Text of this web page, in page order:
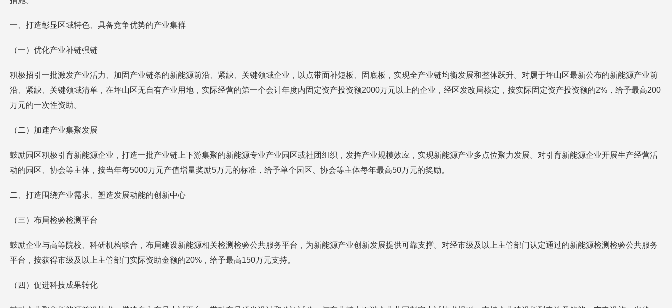
一、打造彰显区域特色、具备竞争优势的产业集群
（一）优化产业补链强链
积极招引一批激发产业活力、加固产业链条的新能源前沿、紧缺、关键领域企业，以点带面补短板、固底板，实现全产业链均衡发展和整体跃升。对属于坪山区最新公布的新能源产业前
沿、紧缺、关键领域清单，在坪山区无自有产业用地，实际经营的第一个会计年度内固定资产投资额2000万元以上的企业，经区发改局核定，按实际固定资产投资额的2%，给予最高200
万元的一次性资助。
（二）加速产业集聚发展
鼓励园区积极引育新能源企业，打造一批产业链上下游集聚的新能源专业产业园区或社团组织，发挥产业规模效应，实现新能源产业多点位聚力发展。对引育新能源企业开展生产经营活
动的园区、协会等主体，按当年每5000万元产值增量奖励5万元的标准，给予单个园区、协会等主体每年最高50万元的奖励。
二、打造围绕产业需求、塑造发展动能的创新中心
（三）布局检验检测平台
鼓励企业与高等院校、科研机构联合，布局建设新能源相关检测检验公共服务平台，为新能源产业创新发展提供可靠支撑。对经市级及以上主管部门认定通过的新能源检测检验公共服务
平台，按获得市级及以上主管部门实际资助金额的20%，给予最高150万元支持。
（四）促进科技成果转化